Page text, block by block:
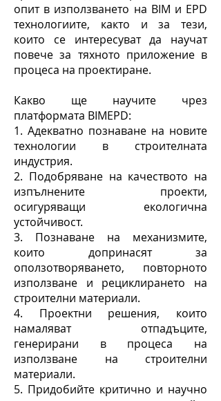
опит в използването на BIM и EPD
технологиите, както и за тези,
които се интересуват да научат
повече за тяхното приложение в
процеса на проектиране.
Какво ще научите чрез
платформата BIMEPD:
1. Адекватно познаване на новите
технологии в строителната
индустрия.
2. Подобряване на качеството на
изпълнените проекти,
осигуряващи екологична
устойчивост.
3. Познаване на механизмите,
които допринасят за
оползотворяването, повторното
използване и рециклирането на
строителни материали.
4. Проектни решения, които
намаляват отпадъците,
генерирани в процеса на
използване на строителни
материали.
5. Придобийте критично и научно